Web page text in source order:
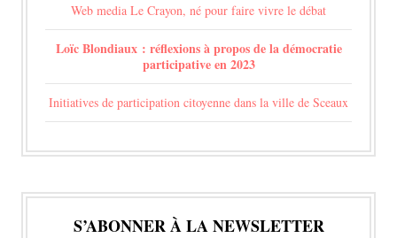
Web media Le Crayon, né pour faire vivre le débat
Loïc Blondiaux : réflexions à propos de la démocratie
participative en 2023
Initiatives de participation citoyenne dans la ville de Sceaux
S’ABONNER À LA NEWSLETTER